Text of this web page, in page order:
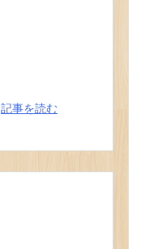
記事を読む